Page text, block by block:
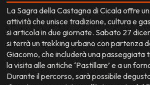
La Sagra della Castagna di Cicala offre
attività che unisce tradizione, cultura e
si articola in due giornate. Sabato 27
si terrà un trekking urbano con partenza
Giacomo, che includerà una passeggiata
la visita alle antiche ‘Pastillare’ e a un
Durante il percorso, sarà possibile